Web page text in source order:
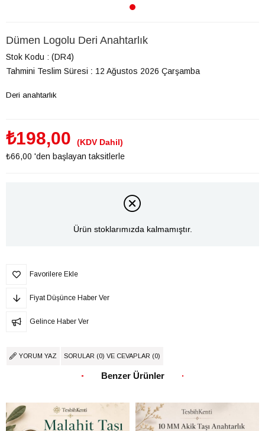
Dümen Logolu Deri Anahtarlık
Stok Kodu
(DR4)
Tahmini Teslim Süresi : 12 Ağustos 2026 Çarşamba
Deri anahtarlık
₺198,00
(KDV Dahil)
₺66,00 'den başlayan taksitlerle
Ürün stoklarımızda kalmamıştır.
Favorilere Ekle
Fiyat Düşünce Haber Ver
Gelince Haber Ver
YORUM YAZ SORULAR (0) VE CEVAPLAR (0)
Benzer Ürünler